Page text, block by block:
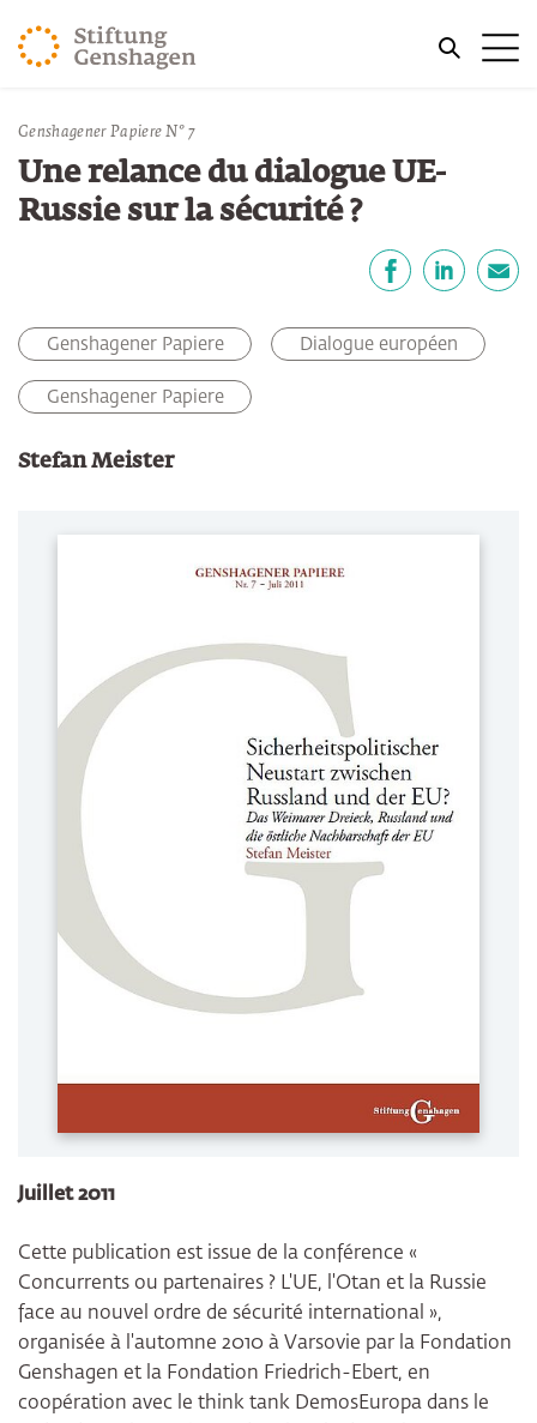
REVENIR AU CONTENU PRINCIPAL
REVENIR À LA RECHERCHE
Vous êtes ici:
Accueil Publications
Genshagener Papiere N° 7
Une relance du dialogue UE-
Russie sur la sécurité ?
Genshagener Papiere Dialogue européen
Genshagener Papiere
Stefan Meister
Juillet 2011
Cette publication est issue de la conférence «
Concurrents ou partenaires ? L'UE, l'Otan et la Russie
face au nouvel ordre de sécurité international »,
organisée à l'automne 2010 à Varsovie par la Fondation
Genshagen et la Fondation Friedrich-Ebert, en
coopération avec le think tank DemosEuropa dans le